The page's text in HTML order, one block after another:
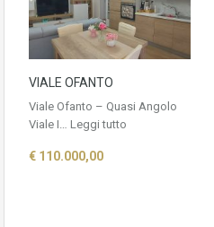
VIALE OFANTO
Viale Ofanto – Quasi Angolo
Viale I… Leggi tutto
€ 110.000,00